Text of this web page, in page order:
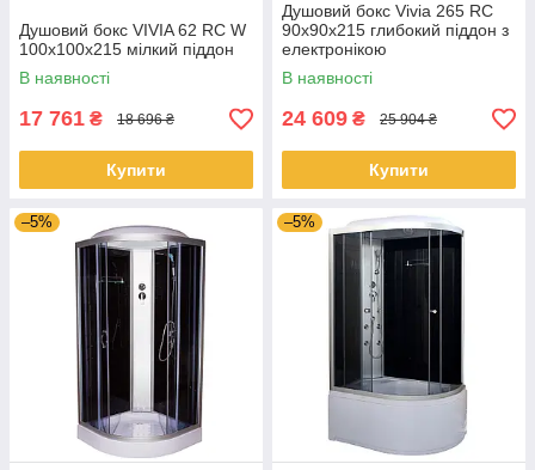
Душовий бокс VIVIA 62 RC W
100x100x215 мілкий піддон
В наявності
17 761 ₴ 18 696 ₴
Купити
Душовий бокс Vivia 265 RC
90х90х215 глибокий піддон з
електронікою
(радіо,світло,витяжка)
В наявності
24 609 ₴ 25 904 ₴
Купити
–5% –5%